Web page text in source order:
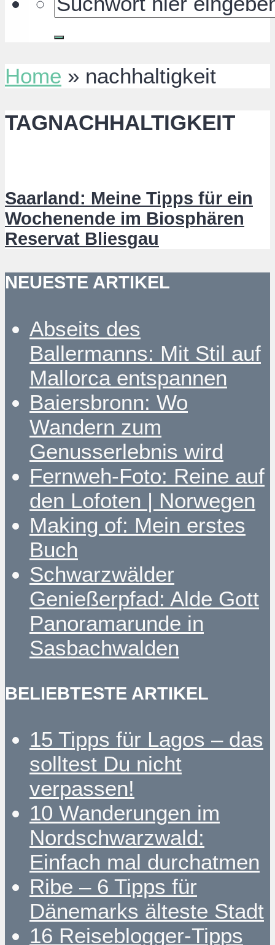
Home » nachhaltigkeit
TAGNACHHALTIGKEIT
Saarland: Meine Tipps für ein
Wochenende im Biosphären
Reservat Bliesgau
NEUESTE ARTIKEL
Abseits des
Ballermanns: Mit Stil auf
Mallorca entspannen
Baiersbronn: Wo
Wandern zum
Genusserlebnis wird
Fernweh-Foto: Reine auf
den Lofoten | Norwegen
Making of: Mein erstes
Buch
Schwarzwälder
Genießerpfad: Alde Gott
Panoramarunde in
Sasbachwalden
BELIEBTESTE ARTIKEL
15 Tipps für Lagos – das
solltest Du nicht
verpassen!
10 Wanderungen im
Nordschwarzwald:
Einfach mal durchatmen
Ribe – 6 Tipps für
Dänemarks älteste Stadt
16 Reiseblogger-Tipps